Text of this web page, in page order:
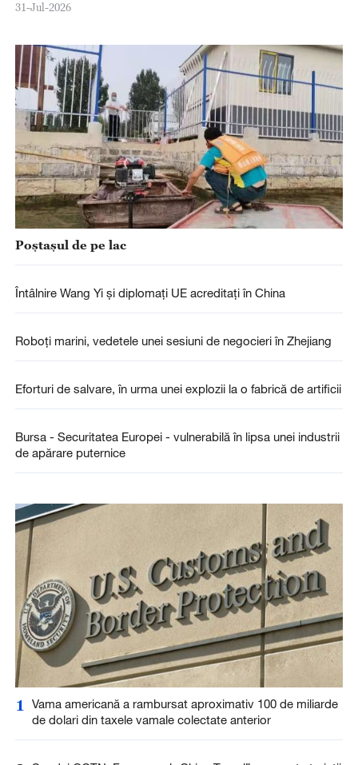
31-Jul-2026
Poștașul de pe lac
Întâlnire Wang Yi și diplomați UE acreditați în China
Roboți marini, vedetele unei sesiuni de negocieri în Zhejiang
Eforturi de salvare, în urma unei explozii la o fabrică de artificii
Bursa - Securitatea Europei - vulnerabilă în lipsa unei industrii
de apărare puternice
1
Vama americană a rambursat aproximativ 100 de miliarde
de dolari din taxele vamale colectate anterior